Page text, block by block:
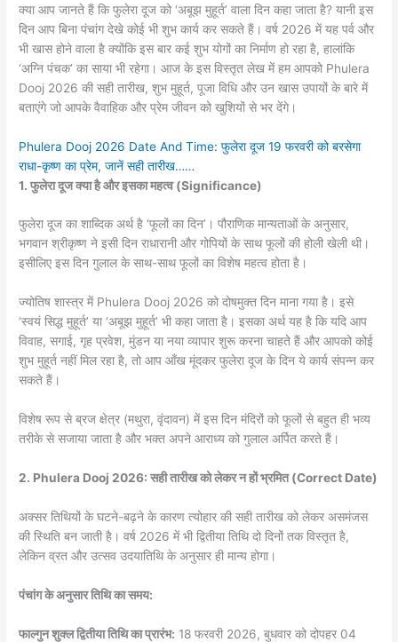
क्या आप जानते हैं कि फुलेरा दूज को ‘अबूझ मुहूर्त’ वाला दिन कहा जाता है? यानी इस
दिन आप बिना पंचांग देखे कोई भी शुभ कार्य कर सकते हैं। वर्ष 2026 में यह पर्व और
भी खास होने वाला है क्योंकि इस बार कई शुभ योगों का निर्माण हो रहा है, हालांकि
‘अग्नि पंचक’ का साया भी रहेगा। आज के इस विस्तृत लेख में हम आपको Phulera
Dooj 2026 की सही तारीख, शुभ मुहूर्त, पूजा विधि और उन खास उपायों के बारे में
बताएंगे जो आपके वैवाहिक और प्रेम जीवन को खुशियों से भर देंगे।
Phulera Dooj 2026 Date And Time: फुलेरा दूज 19 फरवरी को बरसेगा
राधा-कृष्ण का प्रेम, जानें सही तारीख……
1. फुलेरा दूज क्या है और इसका महत्व (Significance)
फुलेरा दूज का शाब्दिक अर्थ है ‘फूलों का दिन’। पौराणिक मान्यताओं के अनुसार,
भगवान श्रीकृष्ण ने इसी दिन राधारानी और गोपियों के साथ फूलों की होली खेली थी।
इसीलिए इस दिन गुलाल के साथ-साथ फूलों का विशेष महत्व होता है।
ज्योतिष शास्त्र में Phulera Dooj 2026 को दोषमुक्त दिन माना गया है। इसे
‘स्वयं सिद्ध मुहूर्त’ या ‘अबूझ मुहूर्त’ भी कहा जाता है। इसका अर्थ यह है कि यदि आप
विवाह, सगाई, गृह प्रवेश, मुंडन या नया व्यापार शुरू करना चाहते हैं और आपको कोई
शुभ मुहूर्त नहीं मिल रहा है, तो आप आँख मूंदकर फुलेरा दूज के दिन ये कार्य संपन्न कर
सकते हैं।
विशेष रूप से ब्रज क्षेत्र (मथुरा, वृंदावन) में इस दिन मंदिरों को फूलों से बहुत ही भव्य
तरीके से सजाया जाता है और भक्त अपने आराध्य को गुलाल अर्पित करते हैं।
2. Phulera Dooj 2026: सही तारीख को लेकर न हों भ्रमित (Correct Date)
अक्सर तिथियों के घटने-बढ़ने के कारण त्योहार की सही तारीख को लेकर असमंजस
की स्थिति बन जाती है। वर्ष 2026 में भी द्वितीया तिथि दो दिनों तक विस्तृत है,
लेकिन व्रत और उत्सव उदयातिथि के अनुसार ही मान्य होगा।
पंचांग के अनुसार तिथि का समय:
फाल्गुन शुक्ल द्वितीया तिथि का प्रारंभ: 18 फरवरी 2026, बुधवार को दोपहर 04